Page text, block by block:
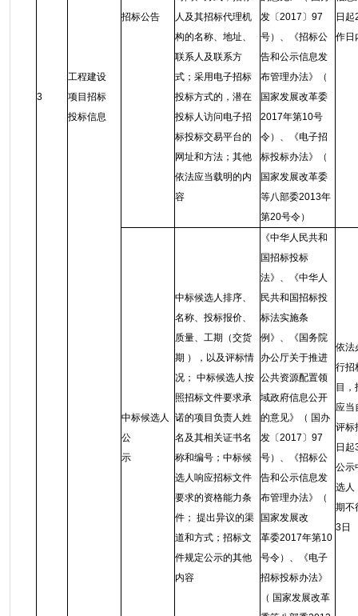
3
工程建设
项目招标
投标信息
招标公告
人及其招标代理机
构的名称、地址、
联系人及联系方
式；采用电子招标
投标方式的，潜在
投标人访问电子招
标投标交易平台的
网址和方法；其他
依法应当载明的内
容
发〔2017〕97
号）、《招标公
告和公示信息发
布管理办法》（
国家发展改革委
2017年第10号
令）、《电子招
标投标办法》（
国家发展改革委
等八部委2013年
第20号令）
日起
作日
中标候选人
公
示
中标候选人排序、
名称、投标报价、
质量、工期（交货
期 ），以及评标情
况； 中标候选人按
照招标文件要求承
诺的项目负责人姓
名及其相关证书名
称和编号；中标候
选人响应招标文件
要求的资格能力条
件； 提出异议的渠
道和方式；招标文
件规定公示的其他
内容
《中华人民共和
国招标投标
法》、《中华人
民共和国招标投
标法实施条
例》、《国务院
办公厅关于推进
公共资源配置领
域政府信息公开
的意见》（ 国办
发〔2017〕97
号）、《招标公
告和公示信息发
布管理办法》（
国家发展改
革委2017年第10
号令）、《电子
招标投标办法》
（ 国家发展改革
依法
行招
目，
应当
评标
日起
公示
选人
期不
3日